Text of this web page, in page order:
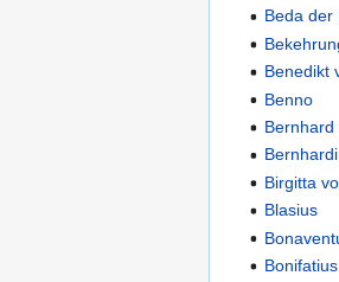
Beda der
Benedikt
Benno
Bernhard
Birgitta
Blasius
Bonifatius